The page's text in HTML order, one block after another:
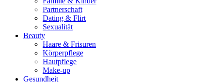
Partnerschaft
Dating & Flirt
Sexualität
Beauty
Haare & Frisuren
Körperpflege
Hautpflege
Make-up
Gesundheit